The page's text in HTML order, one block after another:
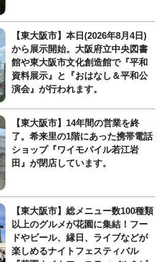
【東大阪市】本日(2026年8月4日)
から展示開始。大阪府立中央図書
館や東大阪市文化創造館で『平和
資料展示』と『おはなし＆平和公
演会』が行われます。
【東大阪市】14年間の営業を終
了。希来里の1階にあった携帯電話
ショップ『ワイモバイル若江岩
田』が閉店しています。
【東大阪市】総メニュー数100種類
以上のグルメが花園に集結！フー
ドやビール、縁日、ライブなどが
楽しめるナイトフェスティバル